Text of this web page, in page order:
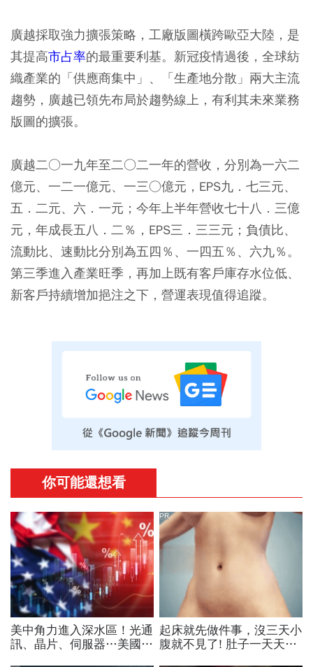
廣越採取強力擴張策略，工廠版圖橫跨歐亞大陸，是
其提高市占率的最重要利基。新冠疫情過後，全球紡
織產業的「供應商集中」、「生產地分散」兩大主流
趨勢，廣越已領先布局於趨勢線上，有利其未來業務
版圖的擴張。
廣越二○一九年至二○二一年的營收，分別為一六二
億元、一二一億元、一三○億元，EPS九．七三元、
五．二元、六．一元；今年上半年營收七十八．三億
元，年成長五八．二％，EPS三．三三元；負債比、
流動比、速動比分別為五四％、一四五％、六九％。
第三季進入產業旺季，再加上既有客戶庫存水位低、
新客戶持續增加挹注之下，營運表現值得追蹤。